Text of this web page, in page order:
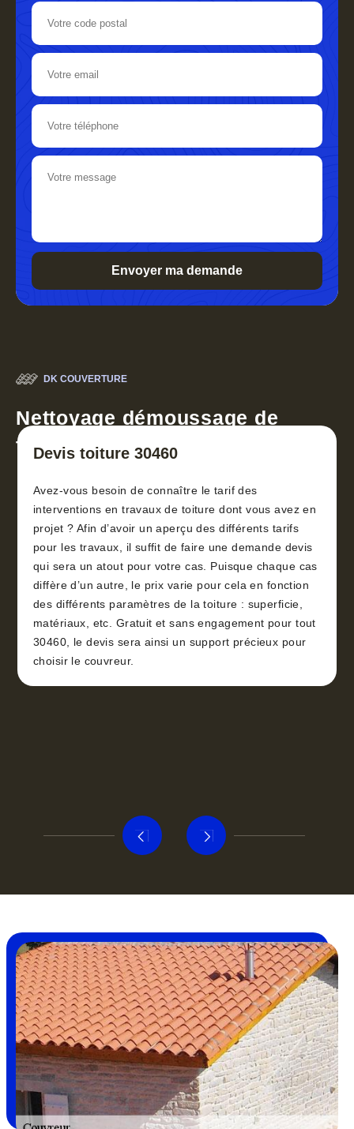
DK COUVERTURE
Nettoyage démoussage de
toiture 30
Devis toiture 30460
Avez-vous besoin de connaître le tarif des
interventions en travaux de toiture dont vous avez en
projet ? Afin d’avoir un aperçu des différents tarifs
pour les travaux, il suffit de faire une demande devis
qui sera un atout pour votre cas. Puisque chaque cas
diffère d’un autre, le prix varie pour cela en fonction
des différents paramètres de la toiture : superficie,
matériaux, etc. Gratuit et sans engagement pour tout
30460, le devis sera ainsi un support précieux pour
choisir le couvreur.